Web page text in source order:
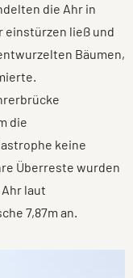
die Ahr in
einstürzen ließ und
Bäumen,
die
keine
Überreste wurden
laut
7,87m an.